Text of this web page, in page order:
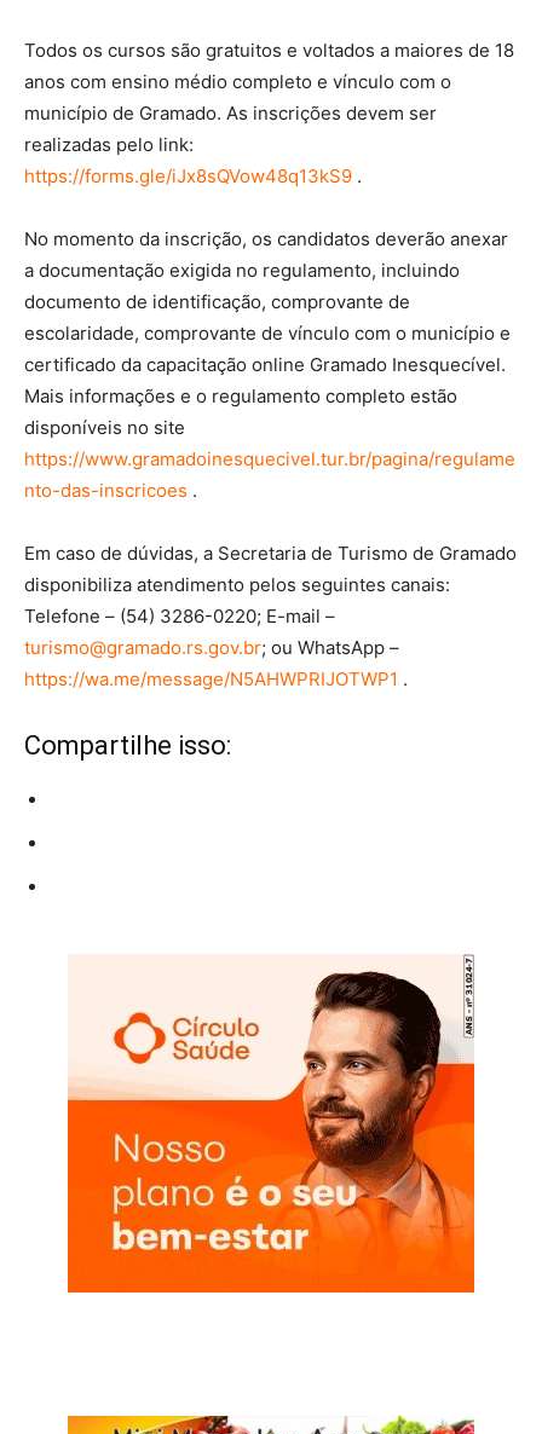
Todos os cursos são gratuitos e voltados a maiores de 18
anos com ensino médio completo e vínculo com o
município de Gramado. As inscrições devem ser
realizadas pelo link:
https://forms.gle/iJx8sQVow48q13kS9 .
No momento da inscrição, os candidatos deverão anexar
a documentação exigida no regulamento, incluindo
documento de identificação, comprovante de
escolaridade, comprovante de vínculo com o município e
certificado da capacitação online Gramado Inesquecível.
Mais informações e o regulamento completo estão
disponíveis no site
https://www.gramadoinesquecivel.tur.br/pagina/regulame
nto-das-inscricoes .
Em caso de dúvidas, a Secretaria de Turismo de Gramado
disponibiliza atendimento pelos seguintes canais:
Telefone – (54) 3286-0220; E-mail –
turismo@gramado.rs.gov.br; ou WhatsApp –
https://wa.me/message/N5AHWPRIJOTWP1 .
Compartilhe isso: